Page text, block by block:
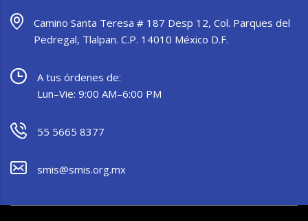
Camino Santa Teresa # 187 Desp 12, Col. Parques del
Pedregal, Tlalpan. C.P. 14010 México D.F.
A tus órdenes de:
Lun–Vie: 9:00 AM–6:00 PM
55 5665 8377
smis@smis.org.mx